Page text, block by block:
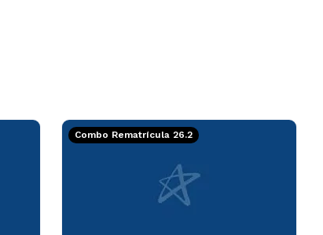
Combo Rematrícula 26.2